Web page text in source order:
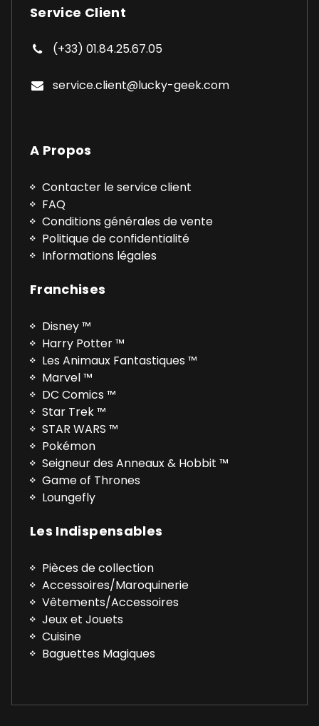
Service Client
(+33) 01.84.25.67.05
service.client@lucky-geek.com
A Propos
Contacter le service client
FAQ
Conditions générales de vente
Politique de confidentialité
Informations légales
Franchises
Disney ™
Harry Potter ™
Les Animaux Fantastiques ™
Marvel ™
DC Comics ™
Star Trek ™
STAR WARS ™
Pokémon
Seigneur des Anneaux & Hobbit ™
Game of Thrones
Loungefly
Les Indispensables
Pièces de collection
Accessoires/Maroquinerie
Vêtements/Accessoires
Jeux et Jouets
Cuisine
Baguettes Magiques